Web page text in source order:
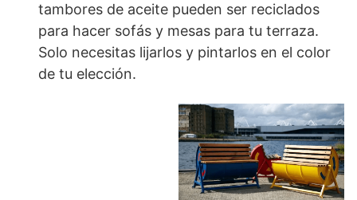
tambores de aceite pueden ser reciclados
para hacer sofás y mesas para tu terraza.
Solo necesitas lijarlos y pintarlos en el color
de tu elección.